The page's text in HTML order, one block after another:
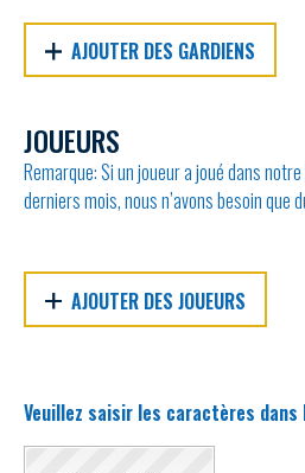
AJOUTER DES GARDIENS
JOUEURS
Remarque: Si un joueur a joué dans
derniers mois, nous n’avons besoin que
AJOUTER DES JOUEURS
Veuillez saisir les caractères dans